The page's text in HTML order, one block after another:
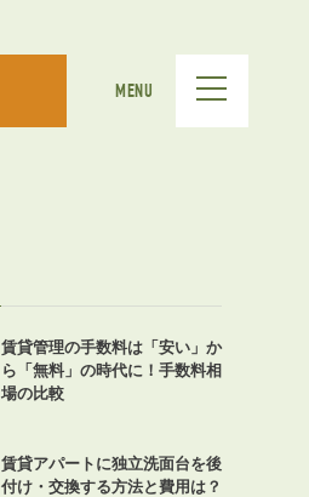
MENU
賃貸管理の手数料は「安い」か
ら「無料」の時代に！手数料相
場の比較
賃貸アパートに独立洗面台を後
付け・交換する方法と費用は？